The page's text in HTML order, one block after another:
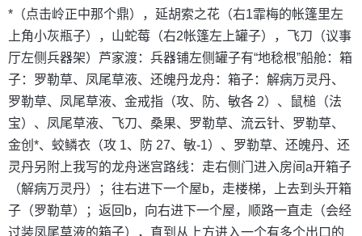
*（点击岭正中那个鼎），延胡索之花（右1霏梅的帐篷里左
上角小灰瓶子），山蛇莓（右2帐篷左上罐子），飞刀（议事
厅左侧兵器架）芦家渡：兵器铺左侧罐子有“地稔根”船舱：箱
子：罗勒草、凤尾草液、还魄丹龙舟：箱子：解病万灵丹、
罗勒草、凤尾草液、金戒指（攻、防、敏各 2）、鼠槌（法
宝）、凤尾草液、飞刀、桑果、罗勒草、流云针、罗勒草、
金创*、蛟鳞衣（攻 1、防 27、敏-1）、罗勒草、还魄丹、还
灵丹另附上我写的龙舟迷宫路线：走右侧门进入房间a开箱子
（解病万灵丹）；往右进下一个屋b，走楼梯，上去到头开箱
子（罗勒草）；返回b，向右进下一个屋，顺路一直走（会经
过装凤尾草液的箱子），直到从上方进入一个有多个出口的